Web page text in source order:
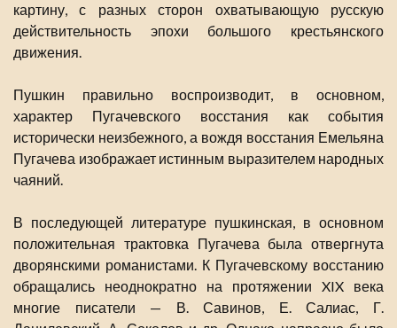
картину, с разных сторон охватывающую русскую
действительность эпохи большого крестьянского
движения.
Пушкин правильно воспроизводит, в основном,
характер Пугачевского восстания как события
исторически неизбежного, а вождя восстания Емельяна
Пугачева изображает истинным выразителем народных
чаяний.
В последующей литературе пушкинская, в основном
положительная трактовка Пугачева была отвергнута
дворянскими романистами. К Пугачевскому восстанию
обращались неоднократно на протяжении XIX века
многие писатели — В. Савинов, Е. Салиас, Г.